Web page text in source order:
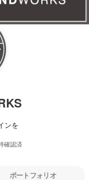
ンを
確認済
ポートフォリオ